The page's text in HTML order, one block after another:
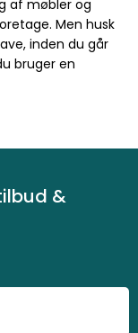
af møbler og
Men husk
inden du går
bruger en
&